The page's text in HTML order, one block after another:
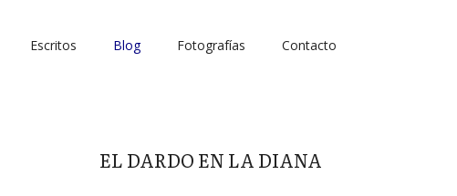
Escritos Blog Fotografías Contacto
EL DARDO EN LA DIANA